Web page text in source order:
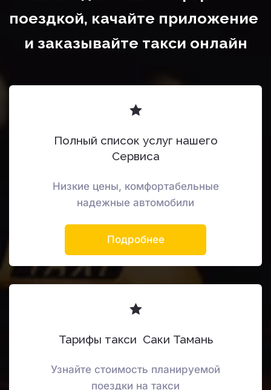
поездкой, качайте приложение
и заказывайте такси онлайн
Полный список услуг нашего
Сервиса
Низкие цены, комфортабельные
надежные автомобили
Подробнее
Тарифы такси Саки Тамань
Узнайте стоимость планируемой
поездки на такси